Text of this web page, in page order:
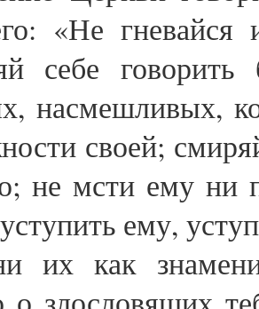
«Не гневайся
себе
насмешливых,
своей;
не мсти ему ни
ему,
их как